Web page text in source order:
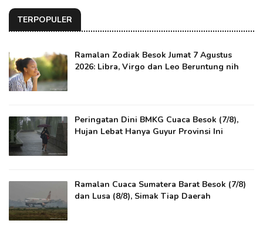
TERPOPULER
Ramalan Zodiak Besok Jumat 7 Agustus
2026: Libra, Virgo dan Leo Beruntung nih
Peringatan Dini BMKG Cuaca Besok (7/8),
Hujan Lebat Hanya Guyur Provinsi Ini
Ramalan Cuaca Sumatera Barat Besok (7/8)
dan Lusa (8/8), Simak Tiap Daerah